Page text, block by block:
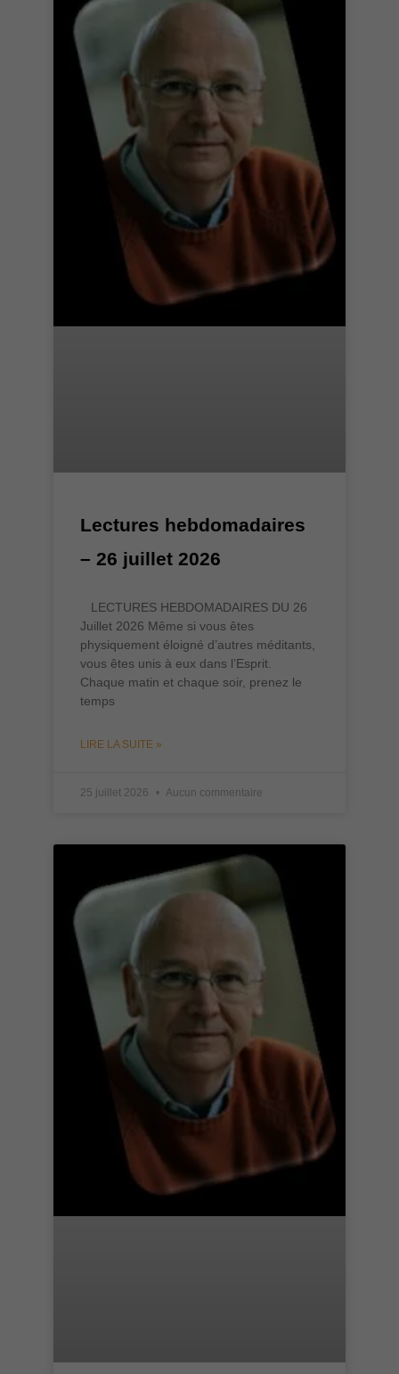
Lectures hebdomadaires
– 26 juillet 2026
LECTURES HEBDOMADAIRES DU 26
Juillet 2026 Même si vous êtes
physiquement éloigné d’autres méditants,
vous êtes unis à eux dans l’Esprit.
Chaque matin et chaque soir, prenez le
temps
LIRE LA SUITE »
25 juillet 2026 Aucun commentaire